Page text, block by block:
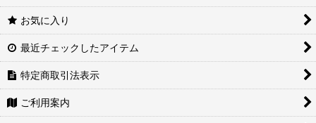
お気に入り
最近チェックしたアイテム
特定商取引法表示
ご利用案内